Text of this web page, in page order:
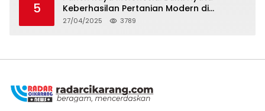
5
Keberhasilan Pertanian Modern di
Kabupaten Bekasi
27/04/2025 3789